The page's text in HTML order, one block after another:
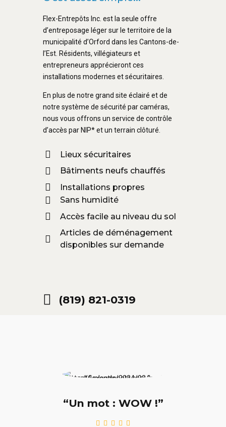
Flex-Entrepôts Inc. est la seule offre
d’entreposage léger sur le territoire de la
municipalité d’Orford dans les Cantons-de-
l’Est. Résidents, villégiateurs et
entrepreneurs apprécieront ces
installations modernes et sécuritaires.
En plus de notre grand site éclairé et de
notre système de sécurité par caméras,
nous vous offrons un service de contrôle
d’accès par NIP* et un terrain clôturé.
Lieux sécuritaires
Bâtiments neufs chauffés
Installations propres
Sans humidité
Accès facile au niveau du sol
Articles de déménagement
disponibles sur demande
(819) 821-0319
“Un mot : WOW !”